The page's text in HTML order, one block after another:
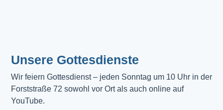
Unsere Gottesdienste
Wir feiern Gottesdienst – jeden Sonntag um 10 Uhr in der
Forststraße 72 sowohl vor Ort als auch online auf
YouTube.